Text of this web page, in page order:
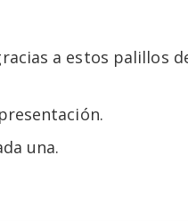
a estos palillos
una.